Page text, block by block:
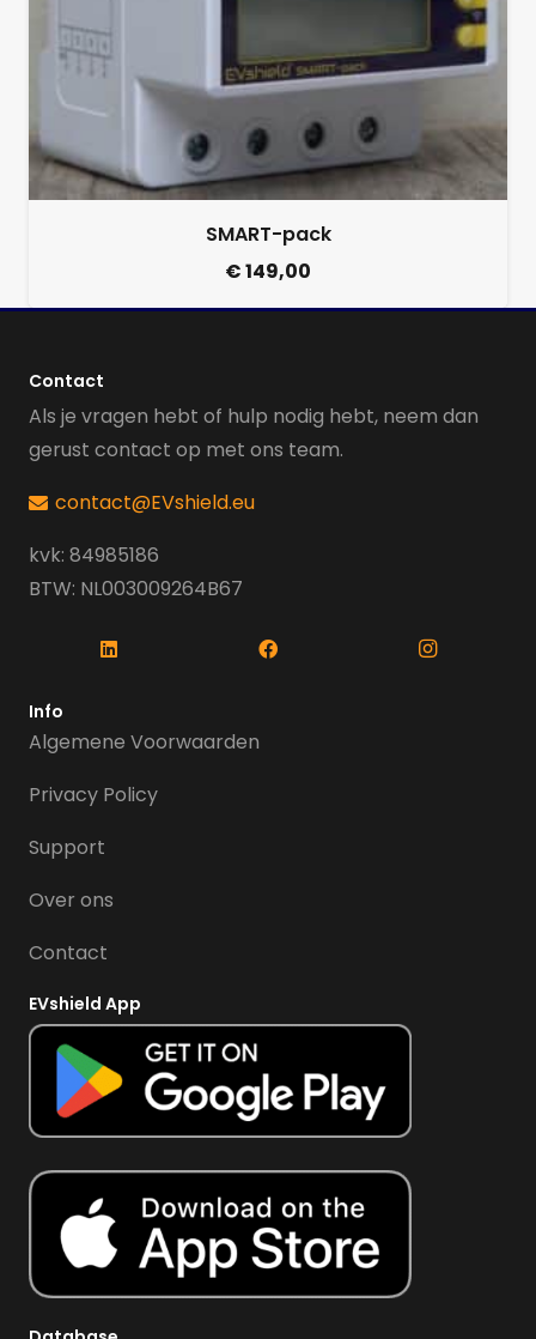
SMART-pack
€149,00
Contact
Als je vragen hebt of hulp nodig hebt, neem dan
gerust contact op met ons team.
contact@EVshield.eu
kvk: 84985186
BTW: NL003009264B67
Info
Algemene Voorwaarden
Privacy Policy
Support
Over ons
Contact
EVshield App